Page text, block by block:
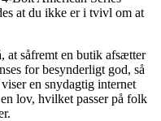
at du ikke er i tvivl om at
at såfremt en butik afsætter
for besynderligt god, så
en snydagtig internet
lov, hvilket passer på folk